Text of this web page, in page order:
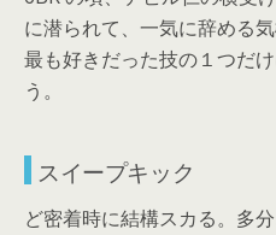
に潜られて、一気に辞める
最も好きだった技の１つだ
う。
スイープキック
ど密着時に結構スカる。多